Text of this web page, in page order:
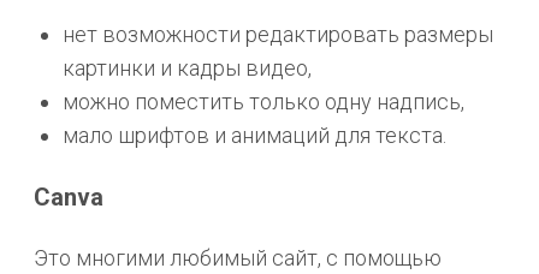
нет возможности редактировать размеры
картинки и кадры видео,
можно поместить только одну надпись,
мало шрифтов и анимаций для текста.
Canva
Это многими любимый сайт, с помощью